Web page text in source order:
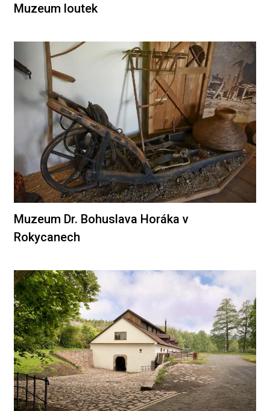
Muzeum loutek
Muzeum Dr. Bohuslava Horáka v
Rokycanech